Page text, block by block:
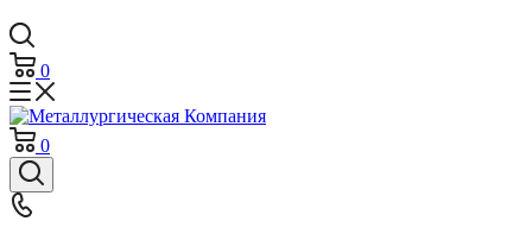
0
0